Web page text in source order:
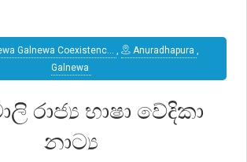
Galnewa Coexistenc… , Anuradhapura ,
Galnewa
රාජ්‍ය භාෂා වේදිකා
නාට්‍ය